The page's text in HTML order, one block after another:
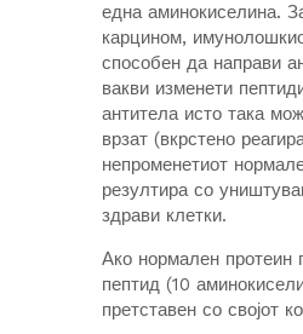
една аминокиселина.
карцином,
способен да направи
вакви изменети
антитела исто така
врзат (вкрстено
непроменетиот
резултира со
здрави клетки.
Ако нормален протеин
пептид (10
претставен со својот